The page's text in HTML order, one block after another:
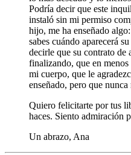
Podría decir que este
instaló sin mi permiso
hijo, me ha enseñado
sabes cuándo aparecerá
decirle que su contrato de
finalizando, que en
mi cuerpo, que le
enseñado, pero que
Quiero felicitarte por tus
haces. Siento admiración
Un abrazo, Ana